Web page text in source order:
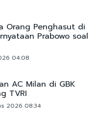
Orang Penghasut di
Prabowo soal
04:08
AC Milan di GBK
TVRI
2026 08:34